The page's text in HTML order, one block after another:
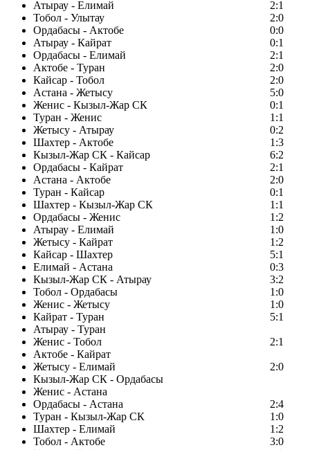
Атырау - Елимай
2:1
Тобол - Улытау
2:0
Ордабасы - Актобе
0:0
Атырау - Кайрат
0:1
Ордабасы - Елимай
2:1
Актобе - Туран
2:0
Кайсар - Тобол
2:0
Астана - Жетысу
5:0
Женис - Кызыл-Жар СК
0:1
Туран - Женис
1:1
Жетысу - Атырау
0:2
Шахтер - Актобе
1:3
Кызыл-Жар СК - Кайсар
6:2
Ордабасы - Кайрат
2:1
Астана - Актобе
2:0
Туран - Кайсар
0:1
Шахтер - Кызыл-Жар СК
1:1
Ордабасы - Женис
1:2
Атырау - Елимай
1:0
Жетысу - Кайрат
1:2
Кайсар - Шахтер
5:1
Елимай - Астана
0:3
Кызыл-Жар СК - Атырау
3:2
Тобол - Ордабасы
1:0
Женис - Жетысу
1:0
Кайрат - Туран
5:1
Атырау - Туран
Женис - Тобол
2:1
Актобе - Кайрат
Жетысу - Елимай
2:0
Кызыл-Жар СК - Ордабасы
Женис - Астана
Ордабасы - Астана
2:4
Туран - Кызыл-Жар СК
1:0
Шахтер - Елимай
1:2
Тобол - Актобе
3:0